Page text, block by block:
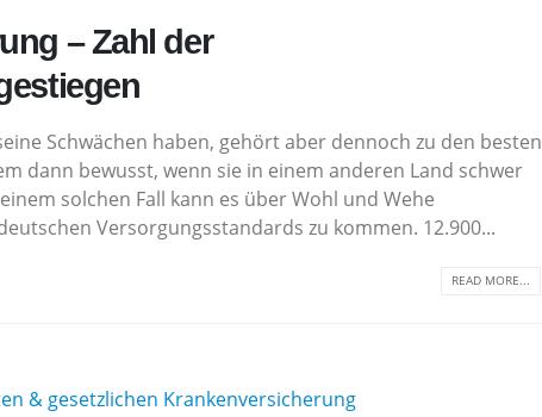
– Zahl der
Schwächen haben, gehört aber dennoch zu den besten
dann bewusst, wenn sie in einem anderen Land schwer
solchen Fall kann es über Wohl und Wehe
Versorgungsstandards zu kommen. 12.900...
READ MORE...